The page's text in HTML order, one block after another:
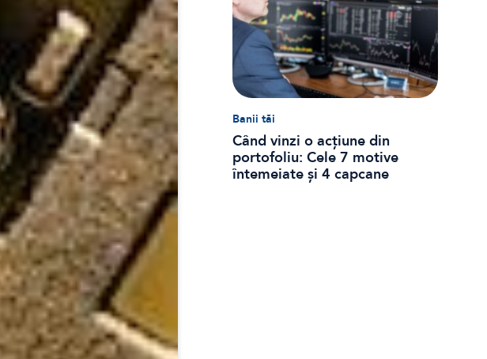
Banii tăi
Când vinzi o acțiune din
portofoliu: Cele 7 motive
întemeiate și 4 capcane